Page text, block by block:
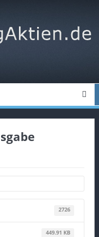
2726
449.91 KB